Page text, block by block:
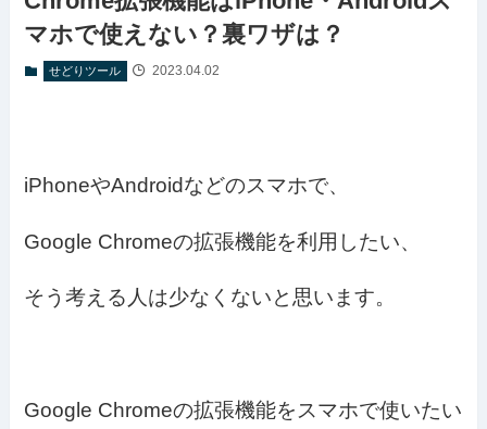
マホで使えない？裏ワザは？
せどりツール 2023.04.02
iPhoneやAndroidなどのスマホで、
Google Chromeの拡張機能を利用したい、
そう考える人は少なくないと思います。
Google Chromeの拡張機能をスマホで使いたい